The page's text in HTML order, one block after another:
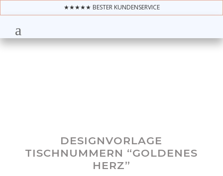
★★★★★ BESTER KUNDENSERVICE
DESIGNVORLAGE
TISCHNUMMERN “GOLDENES
HERZ”